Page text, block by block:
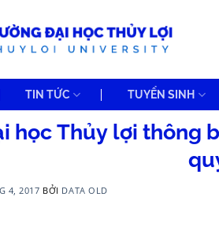
TIN TỨC TUYỂN SINH
học Thủy lợi thông
4, 2017 BỞI DATA OLD